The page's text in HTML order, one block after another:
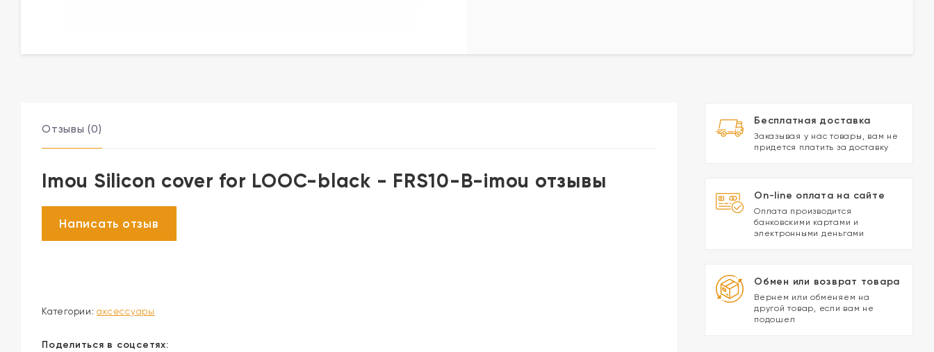
Бесплатная доставка
Заказывая у нас товары, вам не
придется платить за доставку
On-line оплата на сайте
Оплата производится
банковскими картами и
электронными деньгами
Обмен или возврат товара
Вернем или обменяем на
другой товар, если вам не
подошел
Отзывы (0)
Imou Silicon cover for LOOC-black - FRS10-B-imou отзывы
Категории:аксессуары
Поделиться в соцсетях: